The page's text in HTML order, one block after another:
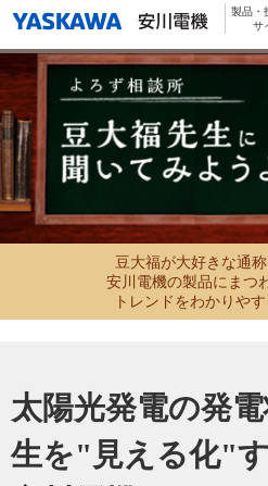
製品・
サ
豆大福が大好きな通
安川電機の製品にまつ
トレンドをわかりやす
太陽光発電の発
生を"見える化"す